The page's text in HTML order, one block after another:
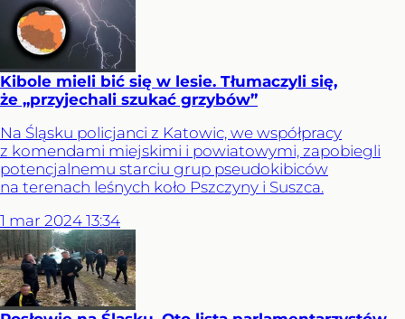
Kibole mieli bić się w lesie. Tłumaczyli się,
że „przyjechali szukać grzybów”
Na Śląsku policjanci z Katowic, we współpracy
z komendami miejskimi i powiatowymi, zapobiegli
potencjalnemu starciu grup pseudokibiców
na terenach leśnych koło Pszczyny i Suszca.
1 mar 2024 13:34